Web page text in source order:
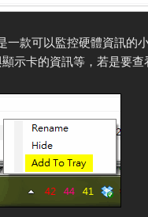
一款可以監控硬體資訊的
示卡的資訊等，若是要